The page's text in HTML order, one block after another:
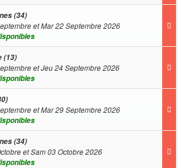
(34)
et Mar 22 Septembre 2026
(13)
et Jeu 24 Septembre 2026
et Mar 29 Septembre 2026
(34)
et Sam 03 Octobre 2026